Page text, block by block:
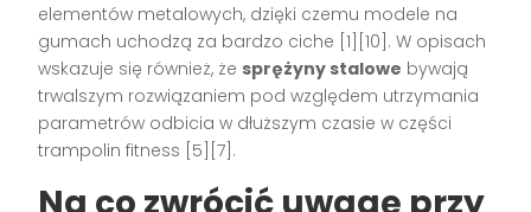
elementów metalowych, dzięki czemu modele na
gumach uchodzą za bardzo ciche [1][10]. W opisach
wskazuje się również, że sprężyny stalowe bywają
trwalszym rozwiązaniem pod względem utrzymania
parametrów odbicia w dłuższym czasie w części
trampolin fitness [5][7].
Na co zwrócić uwagę przy